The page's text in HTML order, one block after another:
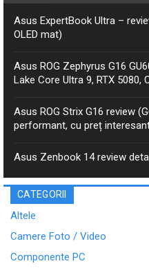
Asus ExpertBook Ultra –
OLED mat)
Asus ROG Zephyrus G16
Lake Core Ultra 9, RTX 5080,
Asus ROG Strix G16 review
performant, cu preț
Asus Zenbook 14 review
CATEGORII
Altele
Camere Foto / Video
Componente PC